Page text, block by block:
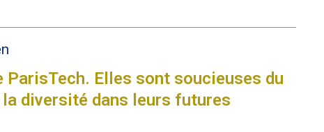
Elles sont soucieuses du
diversité dans leurs futures